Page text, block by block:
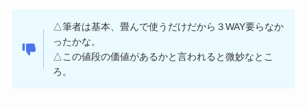
△筆者は基本、畳んで使うだけだから３WAY要らなか
ったかな。
△この値段の価値があるかと言われると微妙なとこ
ろ。